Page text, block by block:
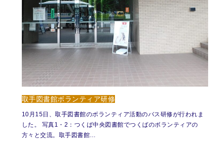
取手図書館ボランティア研修
10月15日、取手図書館のボランティア活動のバス研修が行われま
した。 写真1・2：つくば中央図書館でつくばのボランティアの
方々と交流。取手図書館…